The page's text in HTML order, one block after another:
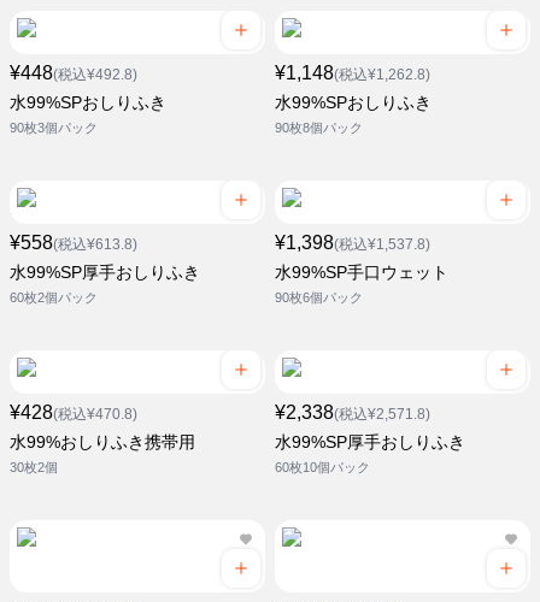
¥448(税込¥492.8)
水99%SPおしりふき
90枚3個パック
¥1,148(税込¥1,262.8)
水99%SPおしりふき
90枚8個パック
¥558(税込¥613.8)
水99%SP厚手おしりふき
60枚2個パック
¥1,398(税込¥1,537.8)
水99%SP手口ウェット
90枚6個パック
¥428(税込¥470.8)
水99%おしりふき携帯用
30枚2個
¥2,338(税込¥2,571.8)
水99%SP厚手おしりふき
60枚10個パック